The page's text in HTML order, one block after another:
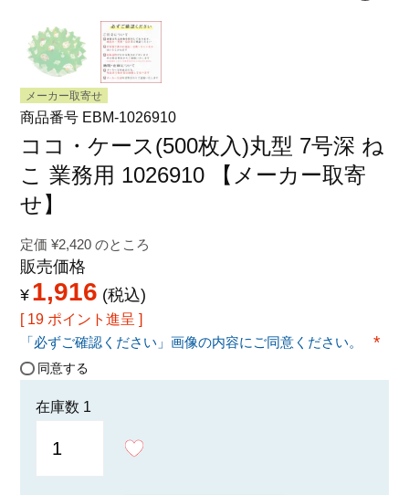
お問い合わせ
プライバシーポリシー
特定商取引法に関する表示
メーカー取寄せ
商品番号 EBM-1026910
ココ・ケース(500枚入)丸型 7号深 ね
こ 業務用 1026910 【メーカー取寄
せ】
定価 ¥2,420 のところ
販売価格
¥ 1,916 税込
19 ポイント進呈 ]
「必ずご確認ください」画像の内容にご同意ください。
同意する
在庫数 1